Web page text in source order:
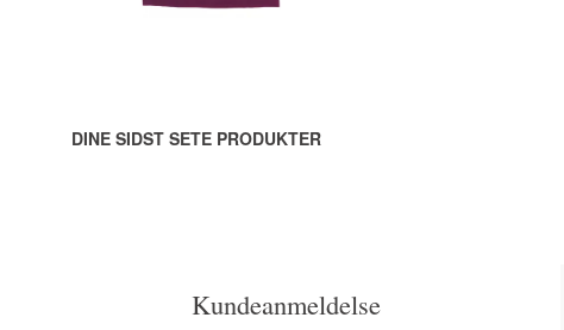
DINE SIDST SETE PRODUKTER
Kundeanmeldelse